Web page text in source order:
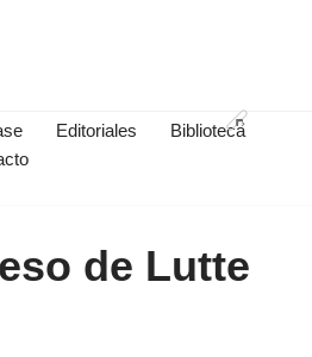
Editoriales
Biblioteca
de Lutte